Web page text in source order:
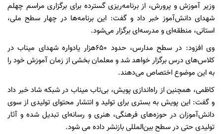
وزیر آموزش و پرورش، از برنامه‌ریزی گسترده برای برگزاری مراسم چهلم
شهدای دانش‌آموز خبر داد و گفت: این برنامه‌ها در چهار سطح ملی،
استانی، منطقه‌ای و مدرسه‌ای برگزار می‌شود.
وی افزود: در سطح مدارس، حدود ۶۵۰هزار یادواره شهدای میناب در
کلاس‌های درس برگزار خواهد شد و معلمان بخشی از زمان آموزش خود را
به این موضوع اختصاص می‌دهند.
کاظمی، همچنین از راه‌اندازی پویش، بی‌تاب میناب در شبکه شاد خبر داد
و گفت: این پویش به بستری برای تولید و انتشار محتوای تولیدی از سوی
دانش‌آموزان در حوزه‌های فرهنگی، هنری و رسانه‌ای تبدیل شده و آثار
تولیدی حتی در سطح بین‌المللی بازنشر داده می شود.